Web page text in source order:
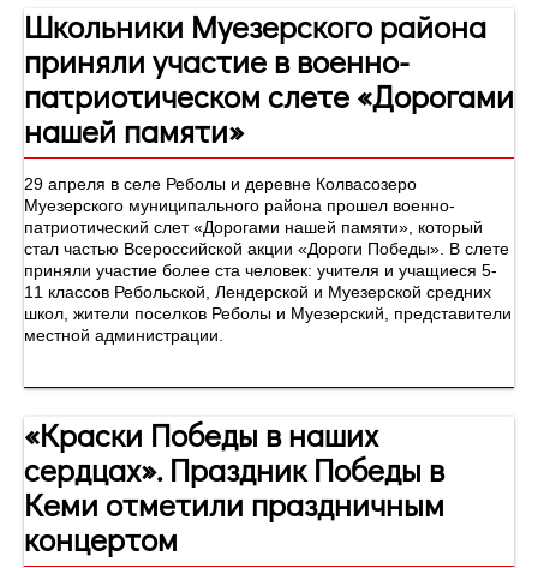
Школьники Муезерского района
приняли участие в военно-
патриотическом слете «Дорогами
нашей памяти»
29 апреля в селе Реболы и деревне Колвасозеро
Муезерского муниципального района прошел военно-
патриотический слет «Дорогами нашей памяти», который
стал частью Всероссийской акции «Дороги Победы». В слете
приняли участие более ста человек: учителя и учащиеся 5-
11 классов Ребольской, Лендерской и Муезерской средних
школ, жители поселков Реболы и Муезерский, представители
местной администрации.
«Краски Победы в наших
сердцах». Праздник Победы в
Кеми отметили праздничным
концертом